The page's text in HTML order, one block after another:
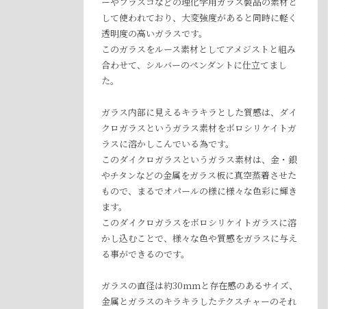
して使われており、大変強度があると同時に軽く
透明度の高いガラスです。
このガラスをルース素材としてアメジストと組み
合わせて、シルバーのペンダントに仕立てまし
た。
ガラス内部に見えるキラキラとした質感は、ダイ
クロガラスというガラス素材をボロシリケイトガ
ラスに溶かしこんでいる為です。
このダイクロガラスというガラス素材は、金・銀
やチタンなどの金属をガラス板に真空蒸着させた
もので、まるでオパールの様に様々な色彩に輝き
ます。
このダイクロガラスをボロシリケイトガラスに溶
かし込むことで、様々な色や質感をガラスに与え
る事ができるのです。
ガラスの直径は約30ｍｍと存在感のあるサイズ、
金属とガラスのキラキラしたテクスチャーのそれ